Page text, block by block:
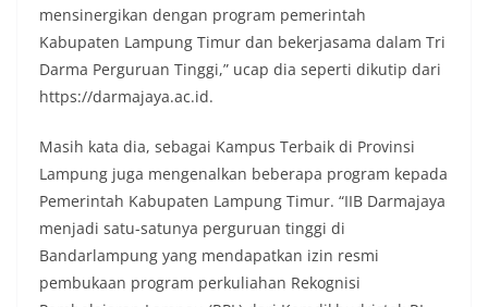
mensinergikan dengan program pemerintah
Kabupaten Lampung Timur dan bekerjasama dalam Tri
Darma Perguruan Tinggi,” ucap dia seperti dikutip dari
https://darmajaya.ac.id.
Masih kata dia, sebagai Kampus Terbaik di Provinsi
Lampung juga mengenalkan beberapa program kepada
Pemerintah Kabupaten Lampung Timur. “IIB Darmajaya
menjadi satu-satunya perguruan tinggi di
Bandarlampung yang mendapatkan izin resmi
pembukaan program perkuliahan Rekognisi